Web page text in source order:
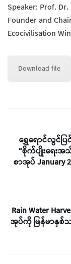
Speaker: Prof.
Founder and
Ecocivilisation
Download file
ရွှေရောင်လွင်ပ
“စိုက်ပျိုးရေးအ
စာအုပ် January
Rain Water
အုပ်ကို မြန်မာနှစ်